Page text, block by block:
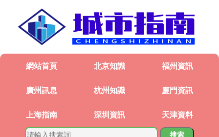
網站首頁 北京知識 福州資訊
廣州訊息 杭州知識 廈門資訊
上海指南 深圳資訊 天津資料
搜索